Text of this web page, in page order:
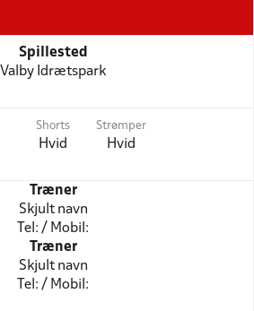
Spillested
Valby Idrætspark
Shorts
Hvid
Strømper
Hvid
Træner
Skjult navn
Tel: / Mobil:
Træner
Skjult navn
Tel: / Mobil: